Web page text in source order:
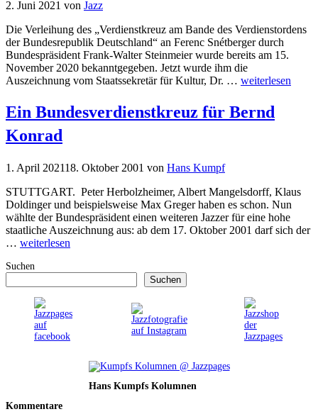
2. Juni 2021 von Jazz
Die Verleihung des „Verdienstkreuz am Bande des Verdienstordens
der Bundesrepublik Deutschland“ an Ferenc Snétberger durch
Bundespräsident Frank-Walter Steinmeier wurde bereits am 15.
November 2020 bekanntgegeben. Jetzt wurde ihm die
Auszeichnung vom Staatssekretär für Kultur, Dr. … weiterlesen
Ein Bundesverdienstkreuz für Bernd
Konrad
1. April 202118. Oktober 2001 von Hans Kumpf
STUTTGART. Peter Herbolzheimer, Albert Mangelsdorff, Klaus
Doldinger und beispielsweise Max Greger haben es schon. Nun
wählte der Bundespräsident einen weiteren Jazzer für eine hohe
staatliche Auszeichnung aus: ab dem 17. Oktober 2001 darf sich der
… weiterlesen
Suchen
Suchen
Hans Kumpfs Kolumnen
Kommentare